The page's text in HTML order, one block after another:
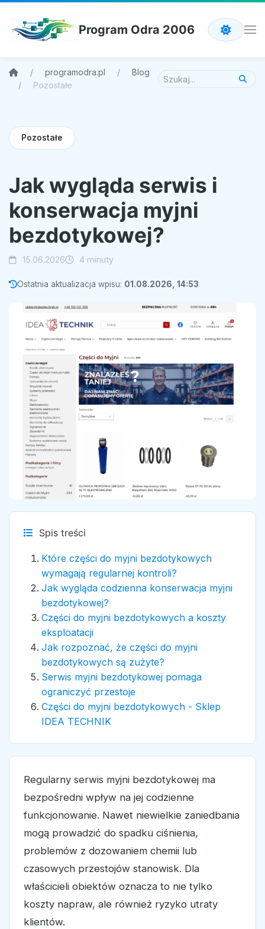
Program Odra 2006
programodra.pl
Blog
Pozostałe
Pozostałe
Jak wygląda serwis i
konserwacja myjni
bezdotykowej?
15.06.2026 4 minuty
Ostatnia aktualizacja wpisu: 01.08.2026, 14:53
Spis treści
Które części do myjni bezdotykowych
wymagają regularnej kontroli?
Jak wygląda codzienna konserwacja myjni
bezdotykowej?
Części do myjni bezdotykowych a koszty
eksploatacji
Jak rozpoznać, że części do myjni
bezdotykowych są zużyte?
Serwis myjni bezdotykowej pomaga
ograniczyć przestoje
Części do myjni bezdotykowych - Sklep
IDEA TECHNIK
Regularny serwis myjni bezdotykowej ma
bezpośredni wpływ na jej codzienne
funkcjonowanie. Nawet niewielkie zaniedbania
mogą prowadzić do spadku ciśnienia,
problemów z dozowaniem chemii lub
czasowych przestojów stanowisk. Dla
właścicieli obiektów oznacza to nie tylko
koszty napraw, ale również ryzyko utraty
klientów.